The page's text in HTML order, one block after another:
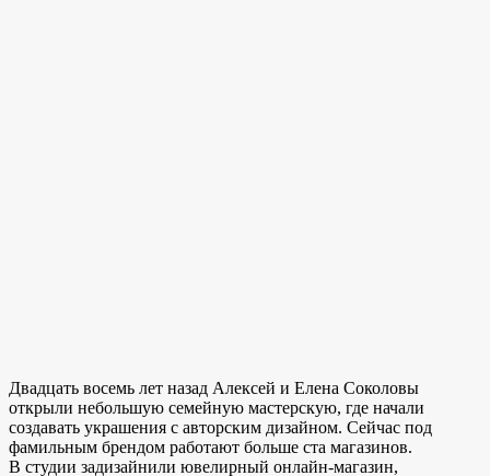
Двадцать восемь лет назад Алексей и Елена Соколовы
открыли небольшую семейную мастерскую, где начали
создавать украшения с авторским дизайном. Сейчас под
фамильным брендом работают больше ста магазинов.
В студии задизайнили ювелирный онлайн-магазин,